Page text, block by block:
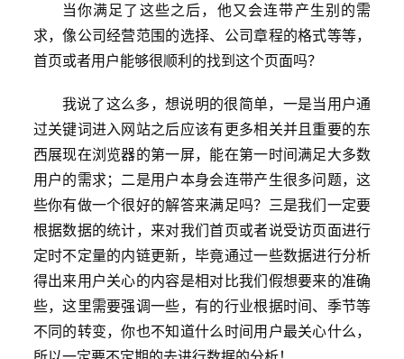
当你满足了这些之后，他又会连带产生别的需
求，像公司经营范围的选择、公司章程的格式等等，
首页或者用户能够很顺利的找到这个页面吗？
我说了这么多，想说明的很简单，一是当用户通
过关键词进入网站之后应该有更多相关并且重要的东
西展现在浏览器的第一屏，能在第一时间满足大多数
用户的需求；二是用户本身会连带产生很多问题，这
些你有做一个很好的解答来满足吗？三是我们一定要
根据数据的统计，来对我们首页或者说受访页面进行
定时不定量的内链更新，毕竟通过一些数据进行分析
得出来用户关心的内容是相对比我们假想要来的准确
些，这里需要强调一些，有的行业根据时间、季节等
不同的转变，你也不知道什么时间用户最关心什么，